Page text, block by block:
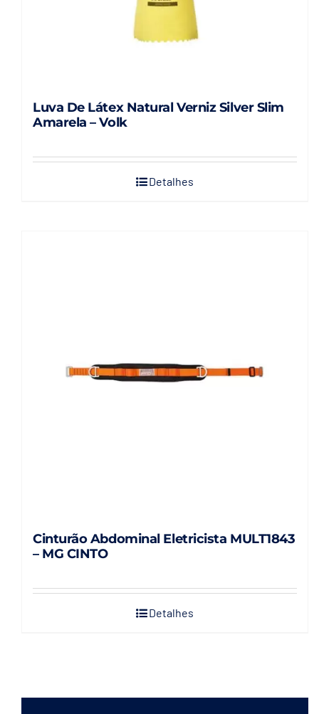
produto
Luva De Látex Natural Verniz Silver Slim
Amarela – Volk
Detalhes
Cinturão Abdominal Eletricista MULT1843
– MG CINTO
Detalhes